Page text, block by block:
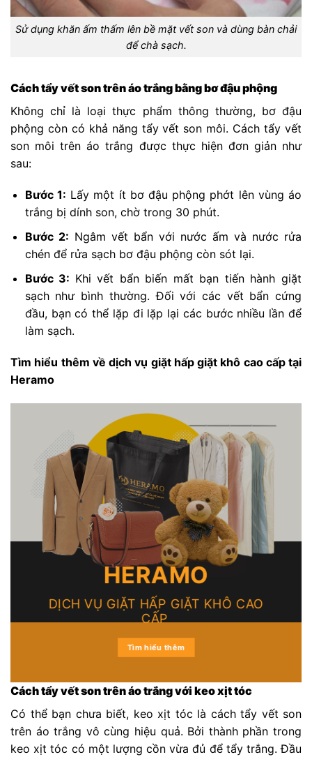
Sử dụng khăn ấm thấm lên bề mặt vết son và dùng bàn chải
để chà sạch.
Cách tẩy vết son trên áo trắng bằng bơ đậu phộng
Không chỉ là loại thực phẩm thông thường, bơ đậu
phộng còn có khả năng tẩy vết son môi. Cách tẩy vết
son môi trên áo trắng được thực hiện đơn giản như
sau:
Bước 1: Lấy một ít bơ đậu phộng phớt lên vùng áo
trắng bị dính son, chờ trong 30 phút.
Bước 2: Ngâm vết bẩn với nước ấm và nước rửa
chén để rửa sạch bơ đậu phộng còn sót lại.
Bước 3: Khi vết bẩn biến mất bạn tiến hành giặt
sạch như bình thường. Đối với các vết bẩn cứng
đầu, bạn có thể lặp đi lặp lại các bước nhiều lần để
làm sạch.
Tìm hiểu thêm về dịch vụ giặt hấp giặt khô cao cấp tại
Heramo
HERAMO
DỊCH VỤ GIẶT HẤP GIẶT KHÔ CAO
CẤP
Tìm hiểu thêm
Cách tẩy vết son trên áo trắng với keo xịt tóc
Có thể bạn chưa biết, keo xịt tóc là cách tẩy vết son
trên áo trắng vô cùng hiệu quả. Bởi thành phần trong
keo xịt tóc có một lượng cồn vừa đủ để tẩy trắng. Đầu